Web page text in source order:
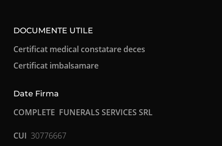
DOCUMENTE UTILE
Certificat medical constatare deces
Certificat imbalsamare
Date Firma
COMPLETE FUNERALS SERVICES SRL
CUI 30776667